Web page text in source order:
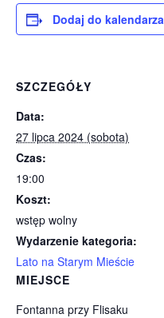
Dodaj do kalendarza
SZCZEGÓŁY
Data:
27 lipca 2024 (sobota)
Czas:
19:00
Koszt:
wstęp wolny
Wydarzenie kategoria:
Lato na Starym Mieście
MIEJSCE
Fontanna przy Flisaku